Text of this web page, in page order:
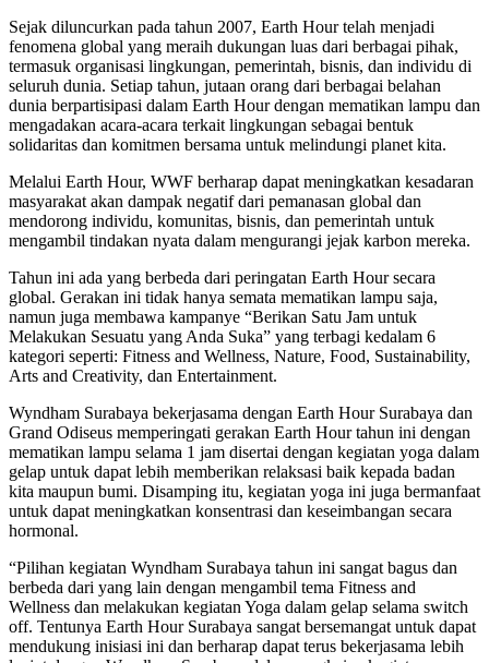
Sejak diluncurkan pada tahun 2007, Earth Hour telah menjadi
fenomena global yang meraih dukungan luas dari berbagai pihak,
termasuk organisasi lingkungan, pemerintah, bisnis, dan individu di
seluruh dunia. Setiap tahun, jutaan orang dari berbagai belahan
dunia berpartisipasi dalam Earth Hour dengan mematikan lampu dan
mengadakan acara-acara terkait lingkungan sebagai bentuk
solidaritas dan komitmen bersama untuk melindungi planet kita.
Melalui Earth Hour, WWF berharap dapat meningkatkan kesadaran
masyarakat akan dampak negatif dari pemanasan global dan
mendorong individu, komunitas, bisnis, dan pemerintah untuk
mengambil tindakan nyata dalam mengurangi jejak karbon mereka.
Tahun ini ada yang berbeda dari peringatan Earth Hour secara
global. Gerakan ini tidak hanya semata mematikan lampu saja,
namun juga membawa kampanye “Berikan Satu Jam untuk
Melakukan Sesuatu yang Anda Suka” yang terbagi kedalam 6
kategori seperti: Fitness and Wellness, Nature, Food, Sustainability,
Arts and Creativity, dan Entertainment.
Wyndham Surabaya bekerjasama dengan Earth Hour Surabaya dan
Grand Odiseus memperingati gerakan Earth Hour tahun ini dengan
mematikan lampu selama 1 jam disertai dengan kegiatan yoga dalam
gelap untuk dapat lebih memberikan relaksasi baik kepada badan
kita maupun bumi. Disamping itu, kegiatan yoga ini juga bermanfaat
untuk dapat meningkatkan konsentrasi dan keseimbangan secara
hormonal.
“Pilihan kegiatan Wyndham Surabaya tahun ini sangat bagus dan
berbeda dari yang lain dengan mengambil tema Fitness and
Wellness dan melakukan kegiatan Yoga dalam gelap selama switch
off. Tentunya Earth Hour Surabaya sangat bersemangat untuk dapat
mendukung inisiasi ini dan berharap dapat terus bekerjasama lebih